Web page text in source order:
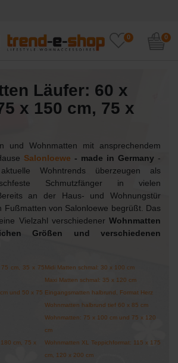
0 0
Läufer: 60 x
x 150 cm, 75 x
und Wohnmatten mit ansprechendem
Salonloewe - made in Germany -
Wohntrends überzeugen als
Schmutzfänger in vielen
an der Haus- und Wohnungstür
Fußmatten von Salonloewe begrüßt. Das
Vielzahl verschiedener Wohnmatten
Größen und verschiedenen
75 cm, 35 x 75Midi Matten schmal: 30 x 100 cm
Maxi Matten schmal: 35 x 120 cm
und 50 x 75 Eingangsmatten halbrund, Format Herz
Wohnmatten halbrund tief 60 x 85 cm
Wohnmatten: 75 x 100 cm und 75 x 120
cm
cm, 75 x
Wohnmatten XL Teppichformat: 115 x 175
cm, 120 x 200 cm